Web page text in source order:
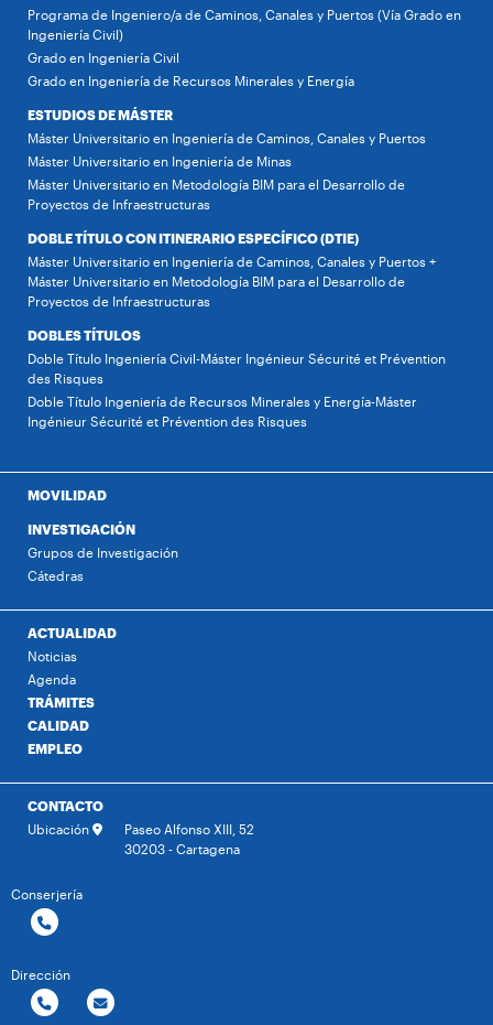
Programa de Ingeniero/a de Caminos, Canales y Puertos (Vía Grado en
Ingeniería Civil)
Grado en Ingeniería Civil
Grado en Ingeniería de Recursos Minerales y Energía
ESTUDIOS DE MÁSTER
Máster Universitario en Ingeniería de Caminos, Canales y Puertos
Máster Universitario en Ingeniería de Minas
Máster Universitario en Metodología BIM para el Desarrollo de
Proyectos de Infraestructuras
DOBLE TÍTULO CON ITINERARIO ESPECÍFICO (DTIE)
Máster Universitario en Ingeniería de Caminos, Canales y Puertos +
Máster Universitario en Metodología BIM para el Desarrollo de
Proyectos de Infraestructuras
DOBLES TÍTULOS
Doble Título Ingeniería Civil-Máster Ingénieur Sécurité et Prévention
des Risques
Doble Título Ingeniería de Recursos Minerales y Energía-Máster
Ingénieur Sécurité et Prévention des Risques
MOVILIDAD
INVESTIGACIÓN
Grupos de Investigación
Cátedras
ACTUALIDAD
Noticias
Agenda
TRÁMITES
CALIDAD
EMPLEO
CONTACTO
Ubicación
Paseo Alfonso XIII, 52
30203 - Cartagena
Conserjería
Dirección